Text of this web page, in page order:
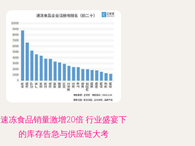
速冻食品销量激增20倍 行业盛宴下
的库存告急与供应链大考